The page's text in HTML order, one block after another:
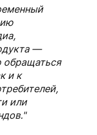
—
обращаться
и к
или